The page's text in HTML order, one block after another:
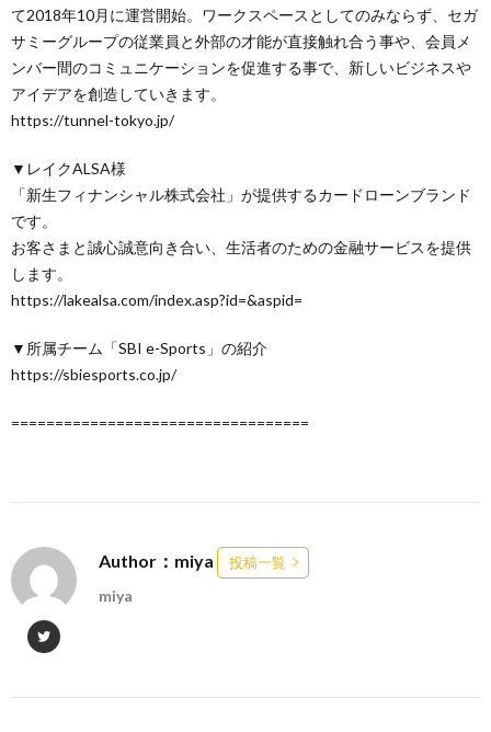
て2018年10月に運営開始。ワークスペースとしてのみならず、セガ
サミーグループの従業員と外部の才能が直接触れ合う事や、会員メ
ンバー間のコミュニケーションを促進する事で、新しいビジネスや
アイデアを創造していきます。
https://tunnel-tokyo.jp/
▼レイクALSA様
「新生フィナンシャル株式会社」が提供するカードローンブランド
です。
お客さまと誠心誠意向き合い、生活者のための金融サービスを提供
します。
https://lakealsa.com/index.asp?id=&aspid=
▼所属チーム「SBI e-Sports」の紹介
https://sbiesports.co.jp/
==================================
Author：miya 投稿一覧
miya